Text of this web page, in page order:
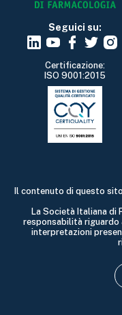
Seguici su:
Certificazione:
ISO 9001:2015
Il contenuto di questo
La Società Italiana di
responsabilità riguardo
interpretazioni